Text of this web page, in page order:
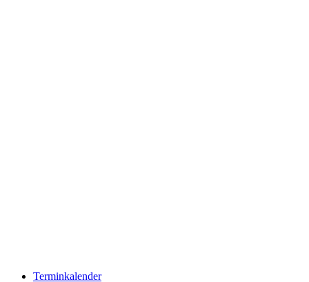
Terminkalender